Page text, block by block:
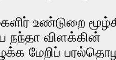
உண்டுறை
நந்தா விளக்கின்
மேறிப்